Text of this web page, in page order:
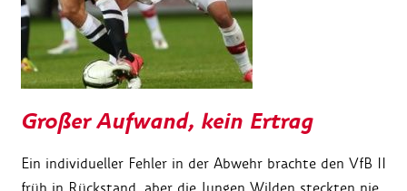
Großer Aufwand, kein Ertrag
Ein individueller Fehler in der Abwehr brachte den VfB II